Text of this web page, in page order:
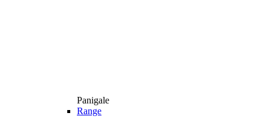
Panigale
Range